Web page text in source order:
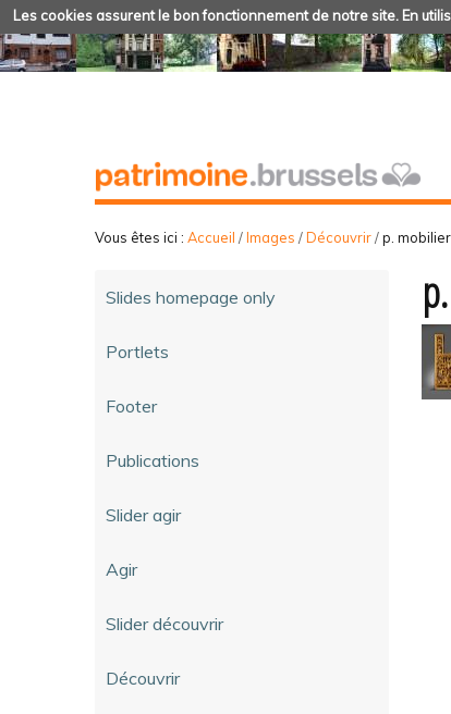
Les cookies assurent le bon fonctionnement de notre site. En
Vous êtes ici : Accueil /Images /Découvrir/p. mobilier
Slides homepage only
Portlets
Footer
Publications
Slider agir
Agir
Slider découvrir
Découvrir